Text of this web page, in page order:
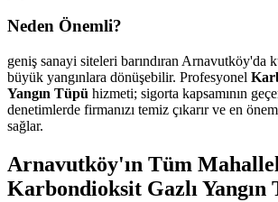
Neden Önemli?
geniş sanayi siteleri barındıran Arnavutköy'da
büyük yangınlara dönüşebilir. Profesyonel
Yangın Tüpü hizmeti; sigorta kapsamının
denetimlerde firmanızı temiz çıkarır ve en
sağlar.
Arnavutköy'ın Tüm
Karbondioksit Gazlı Yangın